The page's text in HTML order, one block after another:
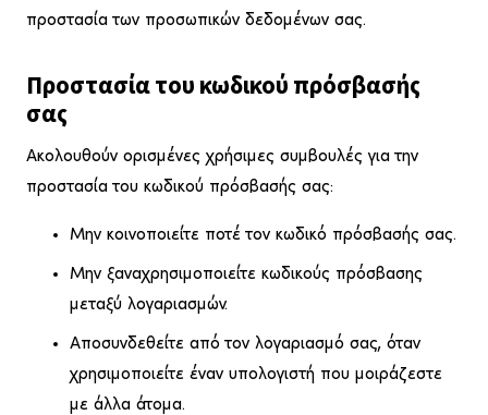
προστασία των προσωπικών δεδομένων σας.
Προστασία του κωδικού πρόσβασής
σας
Ακολουθούν ορισμένες χρήσιμες συμβουλές για την
προστασία του κωδικού πρόσβασής σας:
Μην κοινοποιείτε ποτέ τον κωδικό πρόσβασής σας.
Μην ξαναχρησιμοποιείτε κωδικούς πρόσβασης
μεταξύ λογαριασμών.
Αποσυνδεθείτε από τον λογαριασμό σας, όταν
χρησιμοποιείτε έναν υπολογιστή που μοιράζεστε
με άλλα άτομα.